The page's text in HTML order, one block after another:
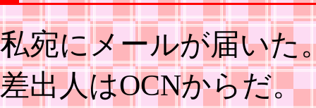
私宛にメールが届いた
差出人はOCNからだ。